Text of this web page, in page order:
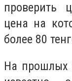
проверить
цена на
более 80
На прошлых